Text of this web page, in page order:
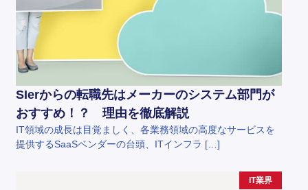
SIerからの転職先はメーカーのシステム部門が
おすすめ！？ 理由を徹底解説
IT領域の成長は目覚ましく、各業務領域の高度なサービスを
提供するSaaSベンダーの台頭、ITインフラ […]
IT業界